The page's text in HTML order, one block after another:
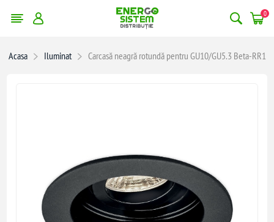
0
Acasa Iluminat Carcasă neagră rotundă pentru GU10/GU5.3 Beta-RR1